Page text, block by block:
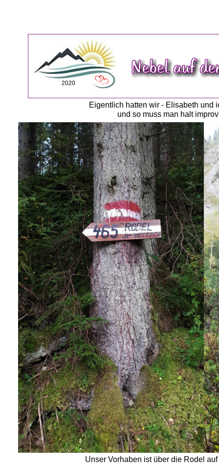
Eigentlich hatten wir - Elisabeth und
und so muss man halt
2020
Unser Vorhaben ist über die Rodel